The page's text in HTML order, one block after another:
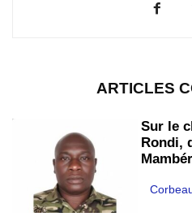
ARTICLES
Sur le
Rondi,